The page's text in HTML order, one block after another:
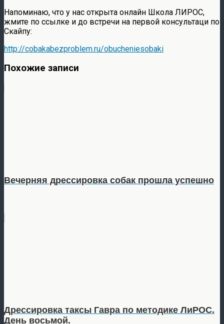
Напоминаю, что у нас открыта онлайн Школа ЛИРОС,
жмите по ссылке и до встречи на первой консультаци по
Скайпу:
http://cobakabezproblem.ru/obucheniesobaki
Похожие записи
Вечерняя дрессировка собак прошла успешно
Дрессировка таксы Гавра по методике ЛиРОС.
День восьмой.